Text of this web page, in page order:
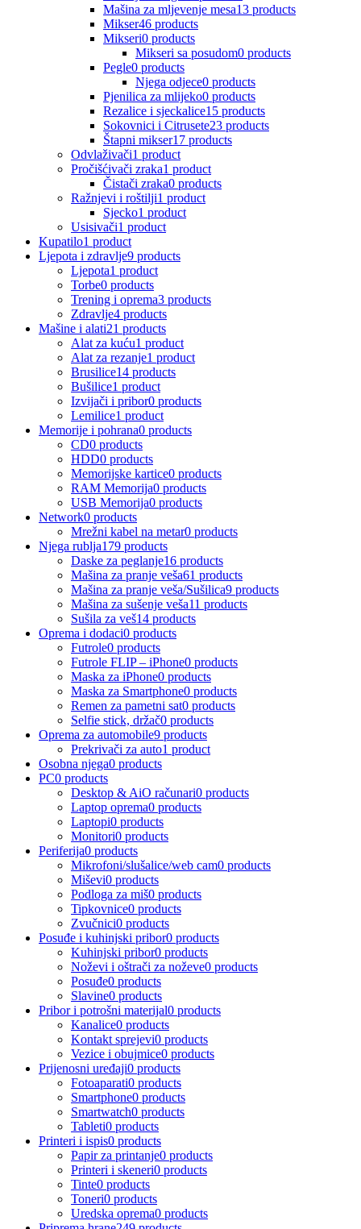
Mašina za mljevenje mesa13 products
Mikser46 products
Mikseri0 products
Mikseri sa posudom0 products
Pegle0 products
Njega odjece0 products
Pjenilica za mlijeko0 products
Rezalice i sjeckalice15 products
Sokovnici i Citrusete23 products
Štapni mikser17 products
Odvlaživači1 product
Pročišćivači zraka1 product
Čistači zraka0 products
Ražnjevi i roštilji1 product
Sjecko1 product
Usisivači1 product
Kupatilo1 product
Ljepota i zdravlje9 products
Ljepota1 product
Torbe0 products
Trening i oprema3 products
Zdravlje4 products
Mašine i alati21 products
Alat za kuću1 product
Alat za rezanje1 product
Brusilice14 products
Bušilice1 product
Izvijači i pribor0 products
Lemilice1 product
Memorije i pohrana0 products
CD0 products
HDD0 products
Memorijske kartice0 products
RAM Memorija0 products
USB Memorija0 products
Network0 products
Mrežni kabel na metar0 products
Njega rublja179 products
Daske za peglanje16 products
Mašina za pranje veša61 products
Mašina za pranje veša/Sušilica9 products
Mašina za sušenje veša11 products
Sušila za veš14 products
Oprema i dodaci0 products
Futrole0 products
Futrole FLIP – iPhone0 products
Maska za iPhone0 products
Maska za Smartphone0 products
Remen za pametni sat0 products
Selfie stick, držač0 products
Oprema za automobile9 products
Prekrivači za auto1 product
Osobna njega0 products
PC0 products
Desktop & AiO računari0 products
Laptop oprema0 products
Laptopi0 products
Monitori0 products
Periferija0 products
Mikrofoni/slušalice/web cam0 products
Miševi0 products
Podloga za miš0 products
Tipkovnice0 products
Zvučnici0 products
Posuđe i kuhinjski pribor0 products
Kuhinjski pribor0 products
Noževi i oštrači za noževe0 products
Posuđe0 products
Slavine0 products
Pribor i potrošni materijal0 products
Kanalice0 products
Kontakt sprejevi0 products
Vezice i obujmice0 products
Prijenosni uređaji0 products
Fotoaparati0 products
Smartphone0 products
Smartwatch0 products
Tableti0 products
Printeri i ispis0 products
Papir za printanje0 products
Printeri i skeneri0 products
Tinte0 products
Toneri0 products
Uredska oprema0 products